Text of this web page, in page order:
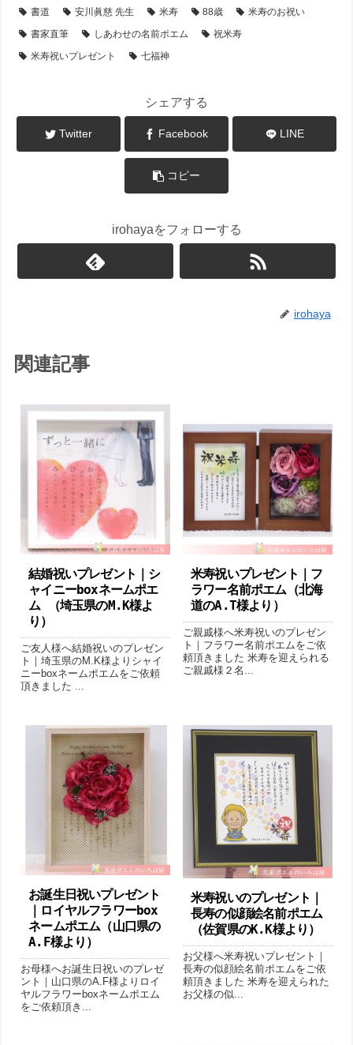
書道 安川眞慈 先生 米寿 88歳
米寿のお祝い
書家直筆
しあわせの名前ポエム
祝米寿
米寿祝いプレゼント
七福神
シェアする
Twitter Facebook LINE
コピー
irohayaをフォローする
irohaya
関連記事
結婚祝いプレゼント｜シ
ャイニーboxネームポエ
ム （埼玉県のM.K様よ
り ）
ご友人様へ結婚祝いのプレゼン
ト｜埼玉県のM.K様よりシャイ
ニーboxネームポエムをご依頼
頂きました ...
米寿祝いプレゼント｜フ
ラワー名前ポエム（北海
道のA.T様より ）
ご親戚様へ米寿祝いのプレゼン
ト｜フラワー名前ポエムをご依
頼頂きました 米寿を迎えられる
ご親戚様２名...
お誕生日祝いプレゼント
｜ロイヤルフラワーbox
ネームポエム（山口県の
A.F様より ）
お母様へお誕生日祝いのプレゼ
ント｜山口県のA.F様よりロイ
ヤルフラワーboxネームポエム
をご依頼頂き...
米寿祝いのプレゼント｜
長寿の似顔絵名前ポエム
（佐賀県のK.K様より ）
お父様へ米寿祝いプレゼント｜
長寿の似顔絵名前ポエムをご依
頼頂きました 米寿を迎えられた
お父様の似...